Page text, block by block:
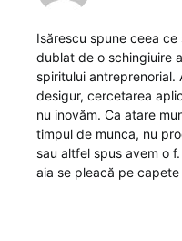
Isărescu spune ceea
dublat de o schingiuire
spiritului antreprenorial.
desigur, cercetarea
nu inovăm. Ca atare
timpul de munca, nu
sau altfel spus avem o
aia se pleacă pe